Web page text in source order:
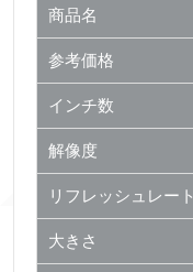
商品名
参考価格
インチ数
解像度
リフレッシュレート
大きさ